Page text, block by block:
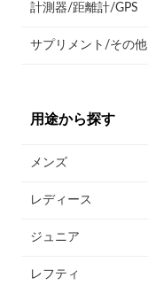
計測器/距離計/GPS
サプリメント/その他
用途から探す
メンズ
レディース
ジュニア
レフティ